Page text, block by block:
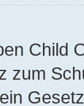
Child
zum